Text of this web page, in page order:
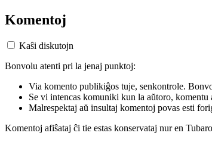
Komentoj
Kaŝi diskutojn
Bonvolu atenti pri la jenaj punktoj:
Via komento publikiĝos tuje, senkontrole.
Se vi intencas komuniki kun la aŭtoro,
Malrespektaj aŭ insultaj komentoj povas esti
Komentoj afiŝataj ĉi tie estas konservataj nur en